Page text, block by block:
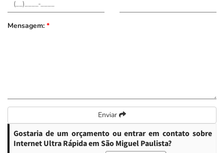
Mensagem: *
Enviar
Gostaria de um orçamento ou entrar em contato sobre
Internet Ultra Rápida em São Miguel Paulista?